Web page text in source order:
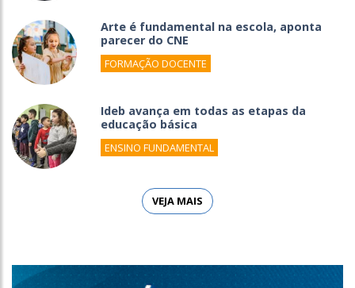
Arte é fundamental na escola, aponta
parecer do CNE
FORMAÇÃO DOCENTE
Ideb avança em todas as etapas da
educação básica
ENSINO FUNDAMENTAL
VEJA MAIS